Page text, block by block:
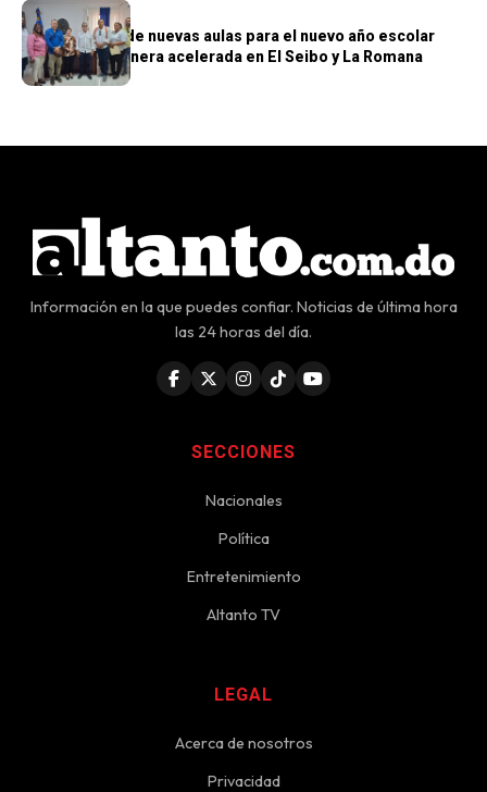
GENERALES
Construcción de nuevas aulas para el nuevo año escolar
avanzan de manera acelerada en El Seibo y La Romana
Información en la que puedes confiar. Noticias de última hora
las 24 horas del día.
SECCIONES
Nacionales
Política
Entretenimiento
Altanto TV
LEGAL
Acerca de nosotros
Privacidad